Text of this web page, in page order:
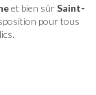
et bien sûrSaint-
pour tous